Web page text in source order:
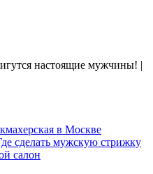
настоящие мужчины! |
сделать мужскую стрижку
салон